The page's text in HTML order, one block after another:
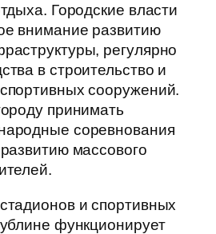
Городские власти
внимание развитию
регулярно
в строительство и
сооружений.
принимать
соревнования
массового
и спортивных
функционирует